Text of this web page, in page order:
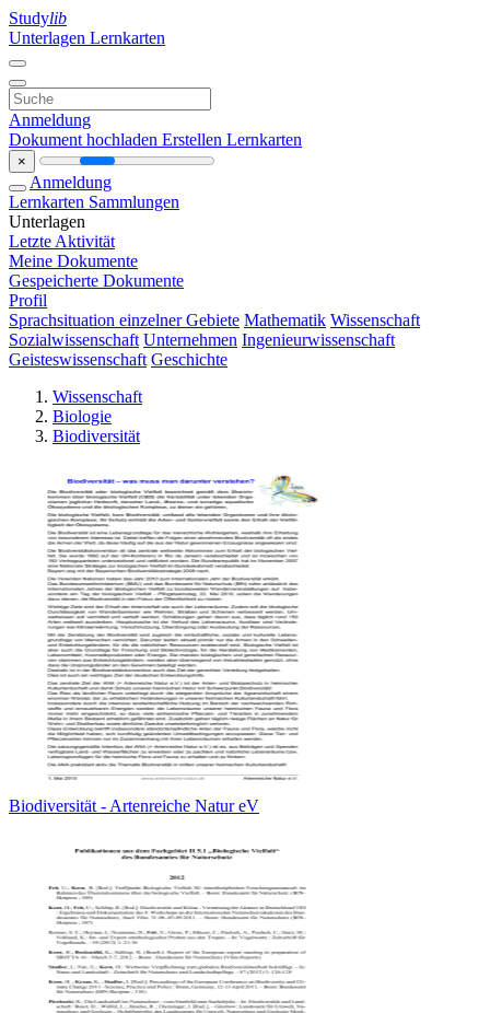
Studylib
Unterlagen Lernkarten
Anmeldung
Dokument hochladen Erstellen Lernkarten
×
Anmeldung
Lernkarten Sammlungen
Unterlagen
Letzte Aktivität
Meine Dokumente
Gespeicherte Dokumente
Profil
Sprachsituation einzelner Gebiete Mathematik Wissenschaft
Sozialwissenschaft Unternehmen Ingenieurwissenschaft
Geisteswissenschaft Geschichte
Wissenschaft
Biologie
Biodiversität
Biodiversität - Artenreiche Natur eV